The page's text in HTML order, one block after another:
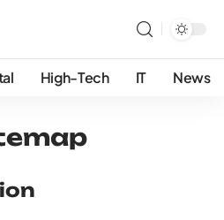
High-Tech IT News